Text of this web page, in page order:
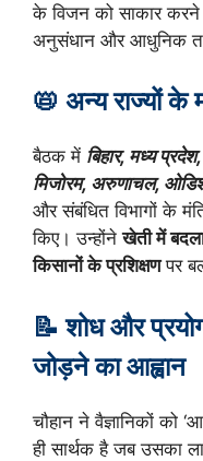
के विजन को साकार करने
अनुसंधान और आधुनिक
📛 अन्य राज्यों के
बैठक में बिहार, मध्य
मिजोरम, अरुणाचल,
और संबंधित विभागों के
किए। उन्होंनेखेती में
किसानों के प्रशिक्षणपर
📝 शोध और
जोड़ने का आह्वान
चौहान ने वैज्ञानिकों को
ही सार्थक है जब उसका